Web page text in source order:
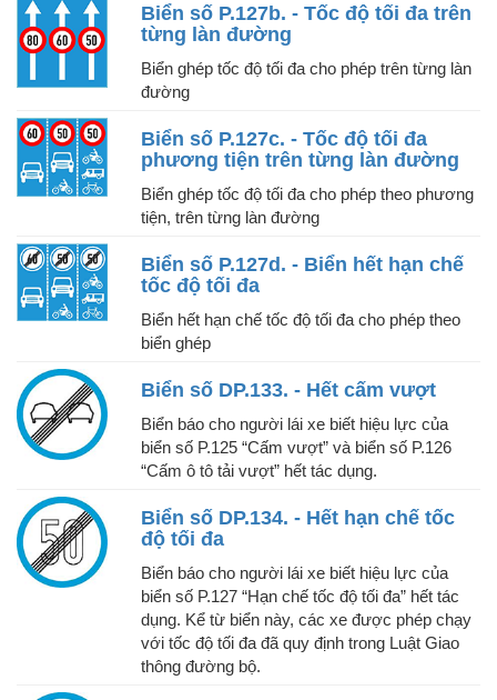
Biển số P.127b. - Tốc độ tối đa trên
từng làn đường
Biển ghép tốc độ tối đa cho phép trên từng làn
đường
Biển số P.127c. - Tốc độ tối đa
phương tiện trên từng làn đường
Biển ghép tốc độ tối đa cho phép theo phương
tiện, trên từng làn đường
Biển số P.127d. - Biển hết hạn chế
tốc độ tối đa
Biển hết hạn chế tốc độ tối đa cho phép theo
biển ghép
Biển số DP.133. - Hết cấm vượt
Biển báo cho người lái xe biết hiệu lực của
biển số P.125 “Cấm vượt” và biển số P.126
“Cấm ô tô tải vượt” hết tác dụng.
Biển số DP.134. - Hết hạn chế tốc
độ tối đa
Biển báo cho người lái xe biết hiệu lực của
biển số P.127 “Hạn chế tốc độ tối đa” hết tác
dụng. Kể từ biển này, các xe được phép chạy
với tốc độ tối đa đã quy định trong Luật Giao
thông đường bộ.